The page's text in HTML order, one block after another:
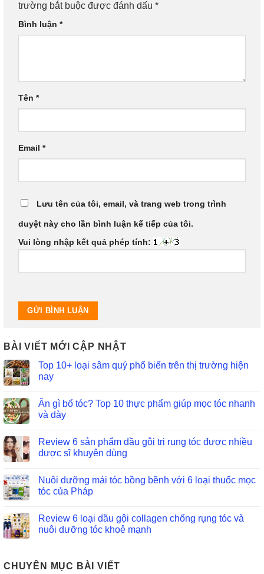
trường bắt buộc được đánh dấu *
Bình luận *
Tên *
Email *
Lưu tên của tôi, email, và trang web trong trình
duyệt này cho lần bình luận kế tiếp của tôi.
Vui lòng nhập kết quả phép tính:
BÀI VIẾT MỚI CẬP NHẬT
Top 10+ loại sâm quý phổ biến trên thị trường hiện
nay
Ăn gì bổ tóc? Top 10 thực phẩm giúp mọc tóc nhanh
và dày
Review 6 sản phẩm dầu gội trị rụng tóc được nhiều
dược sĩ khuyên dùng
Nuôi dưỡng mái tóc bồng bềnh với 6 loại thuốc mọc
tóc của Pháp
Review 6 loại dầu gội collagen chống rụng tóc và
nuôi dưỡng tóc khoẻ mạnh
CHUYÊN MỤC BÀI VIẾT